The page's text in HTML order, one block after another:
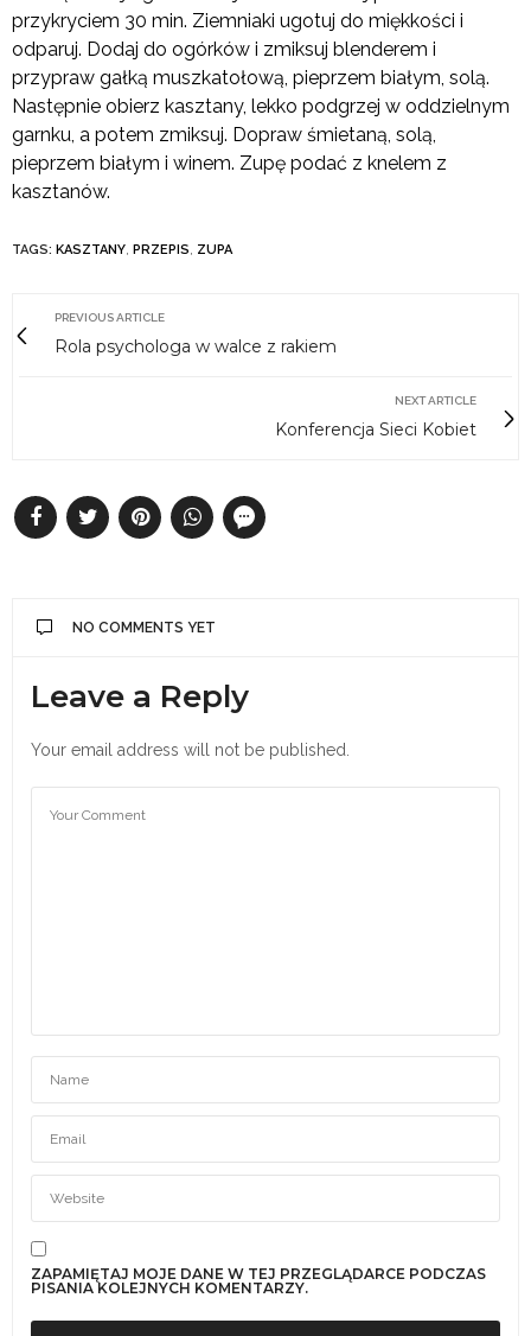
przykryciem 30 min. Ziemniaki ugotuj do miękkości i
odparuj. Dodaj do ogórków i zmiksuj blenderem i
przypraw gałką muszkatołową, pieprzem białym, solą.
Następnie obierz kasztany, lekko podgrzej w oddzielnym
garnku, a potem zmiksuj. Dopraw śmietaną, solą,
pieprzem białym i winem. Zupę podać z knelem z
kasztanów.
TAGS: KASZTANY, PRZEPIS, ZUPA
PREVIOUS ARTICLE
Rola psychologa w walce z rakiem
NEXT ARTICLE
Konferencja Sieci Kobiet
NO COMMENTS YET
Leave a Reply
Your email address will not be published.
ZAPAMIĘTAJ MOJE DANE W TEJ PRZEGLĄDARCE PODCZAS
PISANIA KOLEJNYCH KOMENTARZY.